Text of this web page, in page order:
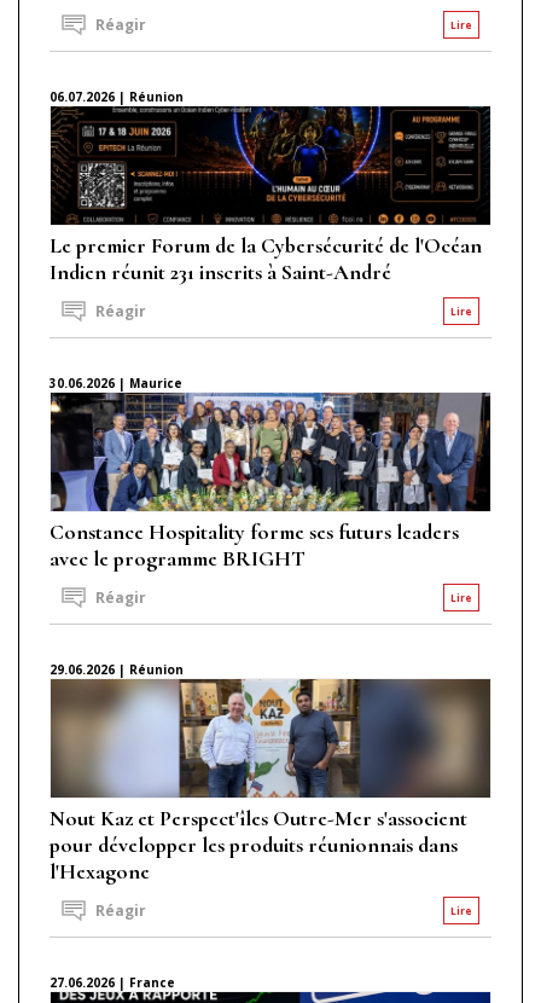
Lire
Réagir
06.07.2026 | Réunion
Le premier Forum de la Cybersécurité de l'Océan
Indien réunit 231 inscrits à Saint-André
Lire
Réagir
30.06.2026 | Maurice
Constance Hospitality forme ses futurs leaders
avec le programme BRIGHT
Lire
Réagir
29.06.2026 | Réunion
Nout Kaz et Perspect'îles Outre-Mer s'associent
pour développer les produits réunionnais dans
l'Hexagone
Lire
Réagir
27.06.2026 | France